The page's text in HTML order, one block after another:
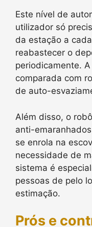
Este nível de
utilizador só
da estação a
reabastecer o
periodicamente.
comparada com
de auto-
Além disso, o
anti-
se enrola na
necessidade de
sistema é
pessoas de pelo
estimação.
Prós e